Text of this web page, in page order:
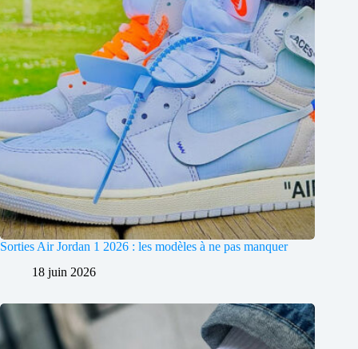
Sorties Air Jordan 1 2026 : les modèles à ne pas manquer
18 juin 2026